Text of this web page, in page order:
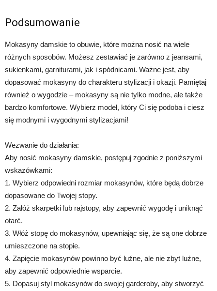
Podsumowanie
Mokasyny damskie to obuwie, które można nosić na wiele
różnych sposobów. Możesz zestawiać je zarówno z jeansami,
sukienkami, garniturami, jak i spódnicami. Ważne jest, aby
dopasować mokasyny do charakteru stylizacji i okazji. Pamiętaj
również o wygodzie – mokasyny są nie tylko modne, ale także
bardzo komfortowe. Wybierz model, który Ci się podoba i ciesz
się modnymi i wygodnymi stylizacjami!
Wezwanie do działania:
Aby nosić mokasyny damskie, postępuj zgodnie z poniższymi
wskazówkami:
1. Wybierz odpowiedni rozmiar mokasynów, które będą dobrze
dopasowane do Twojej stopy.
2. Załóż skarpetki lub rajstopy, aby zapewnić wygodę i uniknąć
otarć.
3. Włóż stopę do mokasynów, upewniając się, że są one dobrze
umieszczone na stopie.
4. Zapięcie mokasynów powinno być luźne, ale nie zbyt luźne,
aby zapewnić odpowiednie wsparcie.
5. Dopasuj styl mokasynów do swojej garderoby, aby stworzyć